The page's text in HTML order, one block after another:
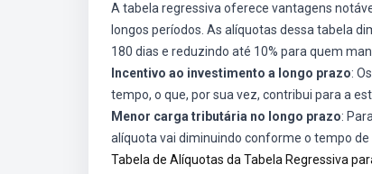
A tabela regressiva oferece vantagens
longos períodos. As alíquotas dessa tabela
180 dias e reduzindo até 10% para quem
Incentivo ao investimento a longo prazo:
tempo, o que, por sua vez, contribui para a
Menor carga tributária no longo prazo:
alíquota vai diminuindo conforme o tempo
Tabela de Alíquotas da Tabela Regressiva